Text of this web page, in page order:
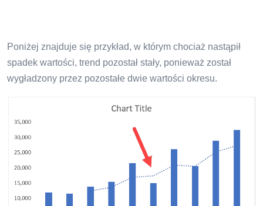
Poniżej znajduje się przykład, w którym chociaż nastąpił
spadek wartości, trend pozostał stały, ponieważ został
wygładzony przez pozostałe dwie wartości okresu.